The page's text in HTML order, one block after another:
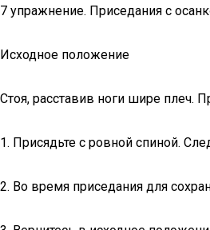
7 упражнение. Приседания с
Исходное положение
Стоя, расставив ноги шире плеч.
1. Присядьте с ровной спиной.
2. Во время приседания для